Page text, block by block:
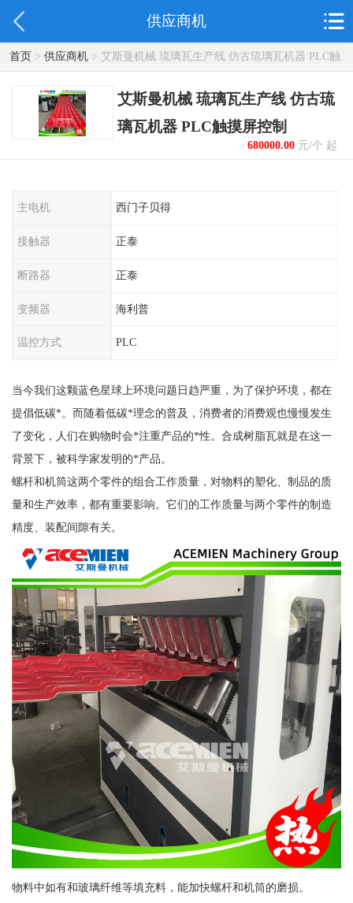
供应商机
首页> 供应商机> 艾斯曼机械 琉璃瓦生产线 仿古琉璃瓦机器 PLC触
摸屏控制
艾斯曼机械 琉璃瓦生产线 仿古琉
璃瓦机器 PLC触摸屏控制
680000.00元/个 起
主电机 西门子贝得
接触器 正泰
断路器 正泰
变频器 海利普
温控方式 PLC
当今我们这颗蓝色星球上环境问题日趋严重，为了保护环境，都在
提倡低碳*。而随着低碳*理念的普及，消费者的消费观也慢慢发生
了变化，人们在购物时会*注重产品的*性。合成树脂瓦就是在这一
背景下，被科学家发明的*产品。
螺杆和机筒这两个零件的组合工作质量，对物料的塑化、制品的质
量和生产效率，都有重要影响。它们的工作质量与两个零件的制造
精度、装配间隙有关。
物料中如有和玻璃纤维等填充料，能加快螺杆和机筒的磨损。